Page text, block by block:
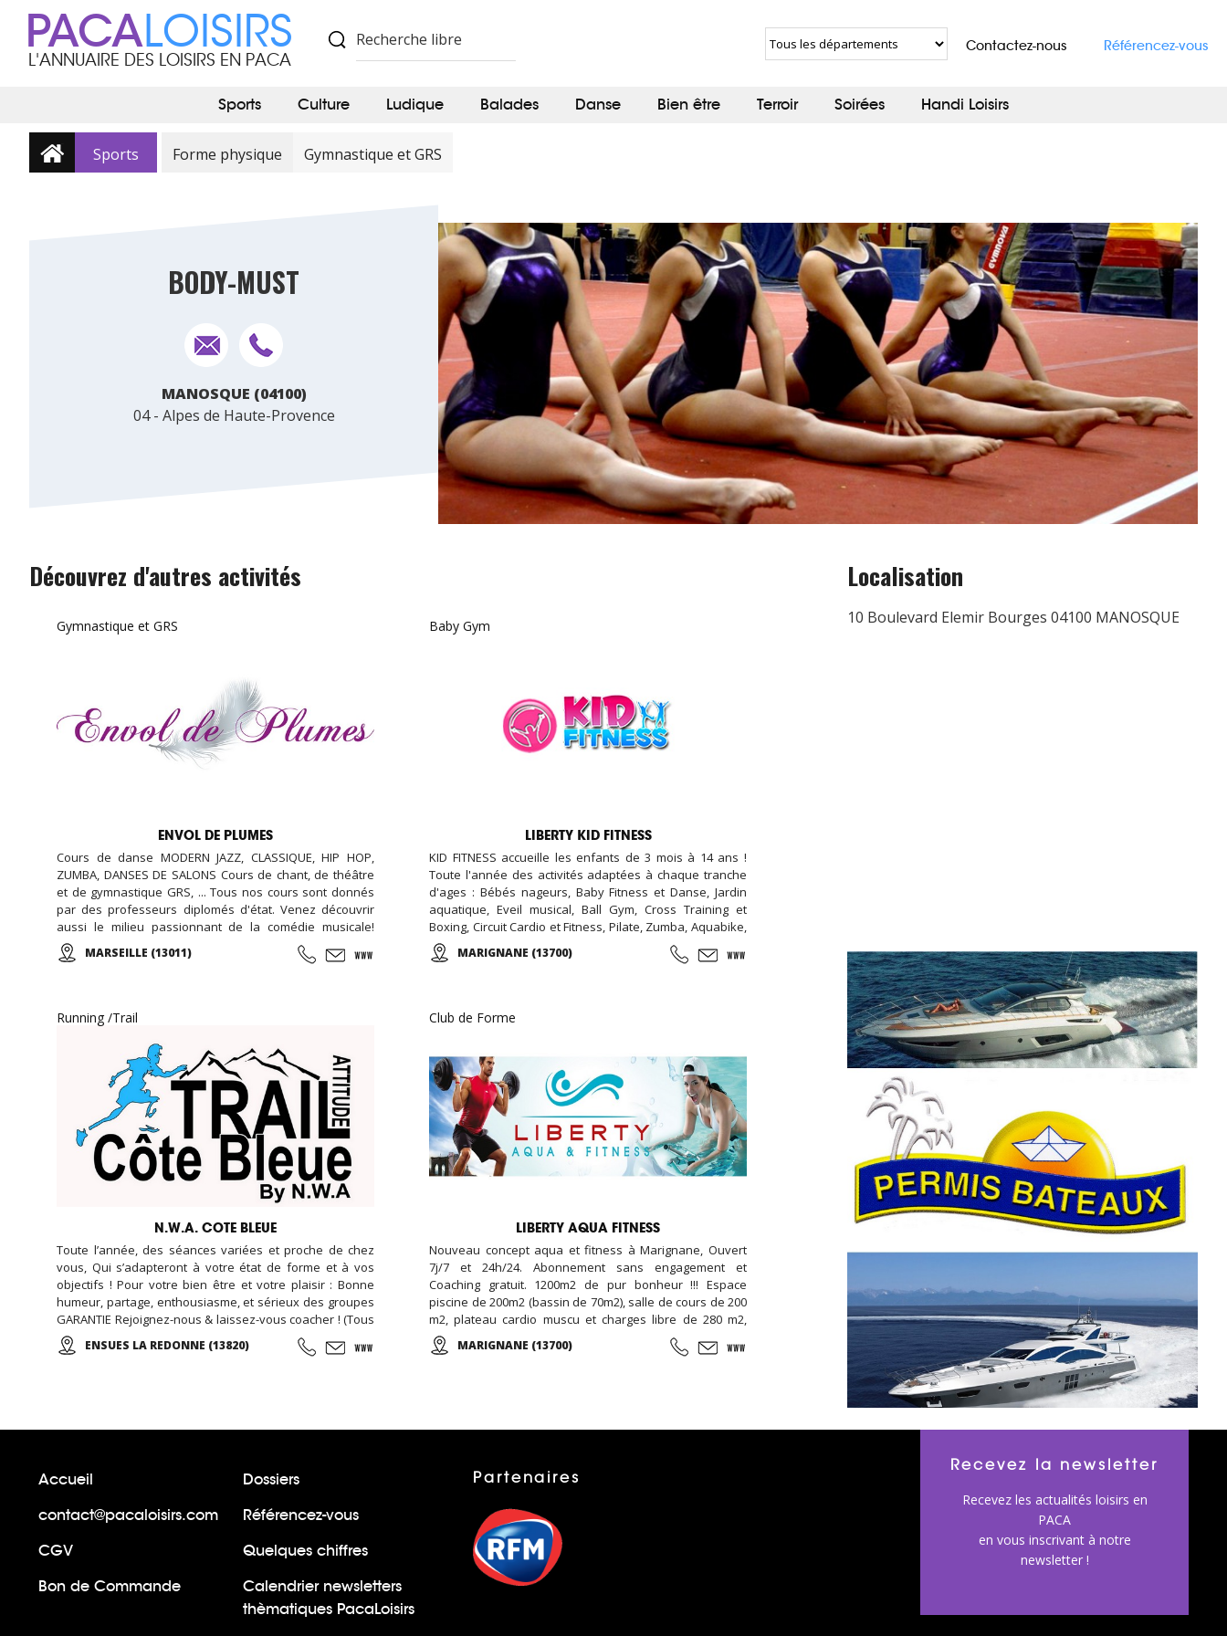
PACALOISIRS
L'ANNUAIRE DES LOISIRS EN PACA
Contactez-nous Référencez-vous
Sports Culture Ludique Balades Danse Bien être Terroir Soirées Handi Loisirs
Sports Forme physique Gymnastique et GRS
BODY-MUST
MANOSQUE (04100)
04 - Alpes de Haute-Provence
Découvrez d'autres activités
Gymnastique et GRS
ENVOL DE PLUMES
Cours de danse MODERN JAZZ, CLASSIQUE, HIP HOP,
ZUMBA, DANSES DE SALONS Cours de chant, de théâtre
et de gymnastique GRS, ... Tous nos cours sont donnés
par des professeurs diplomés d'état. Venez découvrir
aussi le milieu passionnant de la comédie musicale!
Enfants, Ados et Adultes. Stages vacances,
Anniversaires, ... Cours d'essai offert !
MARSEILLE (13011)
Baby Gym
LIBERTY KID FITNESS
KID FITNESS accueille les enfants de 3 mois à 14 ans !
Toute l'année des activités adaptées à chaque tranche
d'ages : Bébés nageurs, Baby Fitness et Danse, Jardin
aquatique, Eveil musical, Ball Gym, Cross Training et
Boxing, Circuit Cardio et Fitness, Pilate, Zumba, Aquabike,
Step, ... Des Stages Sportifs pendant les vacances, des
Garderies Sportives qui suivent les rythmes scolaires,...
MARIGNANE (13700)
Running /Trail
N.W.A. COTE BLEUE
Toute l’année, des séances variées et proche de chez
vous, Qui s’adapteront à votre état de forme et à vos
objectifs ! Pour votre bien être et votre plaisir : Bonne
humeur, partage, enthousiasme, et sérieux des groupes
GARANTIE Rejoignez-nous & laissez-vous coacher ! (Tous
niveaux de pratique/ 5 séances semaine / évènements
proposés.)
ENSUES LA REDONNE (13820)
Club de Forme
LIBERTY AQUA FITNESS
Nouveau concept aqua et fitness à Marignane, Ouvert
7j/7 et 24h/24. Abonnement sans engagement et
Coaching gratuit. 1200m2 de pur bonheur !!! Espace
piscine de 200m2 (bassin de 70m2), salle de cours de 200
m2, plateau cardio muscu et charges libre de 280 m2,
salle de RPM de 80 m2, salle de cross training de 120m2,
espace garderie enfant de 100m2, espace bar et détente
MARIGNANE (13700)
Localisation
10 Boulevard Elemir Bourges 04100 MANOSQUE
Accueil
Dossiers
contact@pacaloisirs.com
Référencez-vous
CGV
Quelques chiffres
Bon de Commande
Calendrier newsletters
thèmatiques PacaLoisirs
Partenaires
Recevez la newsletter
Recevez les actualités loisirs en
PACA
en vous inscrivant à notre
newsletter !